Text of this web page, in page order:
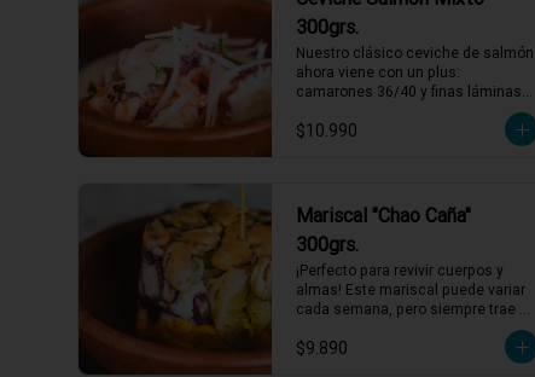
1 a 2 personas comen de este
plato!
*El peso neto corresponde al
producto en su presentación
completa, salsas o
acompañamientos incluidos.
300grs.
Nuestro clásico ceviche de salmón
ahora viene con un plus:
camarones 36/40 y finas láminas
combinación perfecta de sabores
frescos y marinos, todo bañado en
1 a 2 personas comen de este
plato!
*El peso neto corresponde al
producto en su presentación
completa, salsas o
acompañamientos incluidos.
$10.990
Mariscal "Chao Caña"
300grs.
¡Perfecto para revivir cuerpos y
almas! Este mariscal puede variar
cada semana, pero siempre trae
una explosión de sabores marinos.
Los más comunes: choritos,
camarones nacionales, chochas,
$9.890